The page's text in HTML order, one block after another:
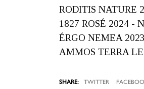
RODITIS
1827 ROSÉ 2024 -
ÉRGO NEMEA
AMMOS TERRA
TWITTER